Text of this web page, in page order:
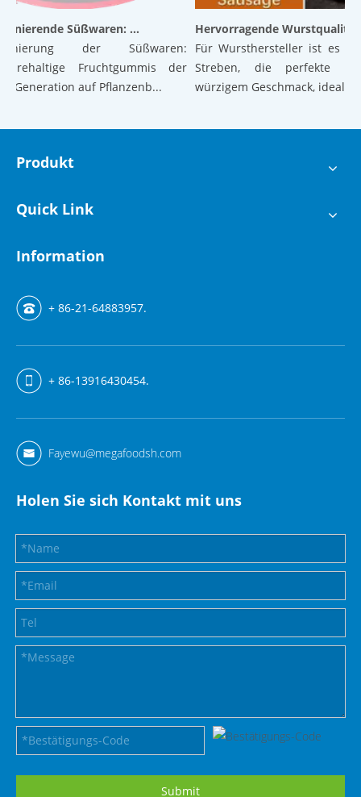
Revolutionierende Süßwaren: Luftige Gummibärchen der nächsten Generation auf pflanzlicher Basis mit hervorragender Textur und Stabilität
der Süßwaren:
Fruchtgummis der
auf Pflanzenb...
Für Wursthersteller ist es ein
Streben, die perfekte
würzigem Geschmack, ideal...
Produkt
Quick Link
Information
+ 86-21-64883957.
+ 86-13916430454.
Fayewu@megafoodsh.com
Holen Sie sich Kontakt mit uns
Submit